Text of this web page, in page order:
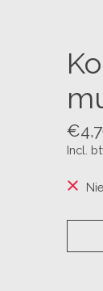
Incl.